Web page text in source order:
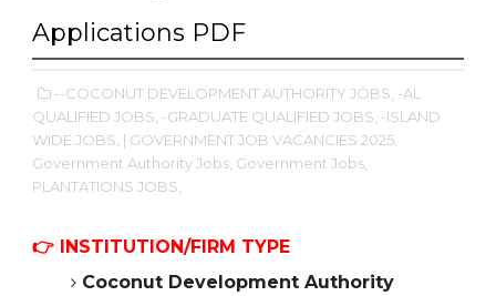
Applications PDF
--COCONUT DEVELOPMENT AUTHORITY JOBS, -AL
QUALIFIED JOBS, -GRADUATE QUALIFIED JOBS, -ISLAND
WIDE JOBS, | GOVERNMENT JOB VACANCIES 2025,
Government Authority Jobs, Government Jobs,
PLANTATIONS JOBS,
👉 INSTITUTION/FIRM TYPE
Coconut Development Authority